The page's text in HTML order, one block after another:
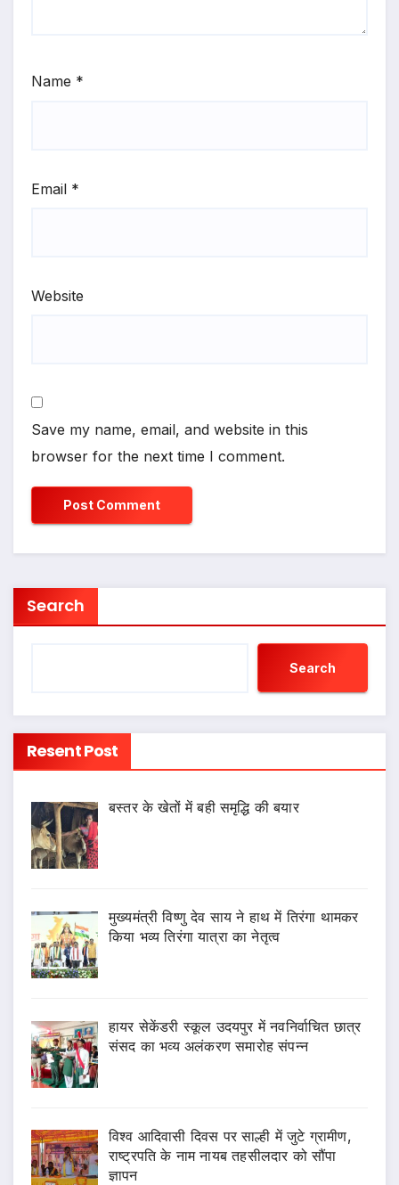
Name *
Email *
Website
Save my name, email, and website in this
browser for the next time I comment.
Search
Search
Resent Post
बस्तर के खेतों में बही समृद्धि की बयार
मुख्यमंत्री विष्णु देव साय ने हाथ में तिरंगा थामकर
किया भव्य तिरंगा यात्रा का नेतृत्व
हायर सेकेंडरी स्कूल उदयपुर में नवनिर्वाचित छात्र
संसद का भव्य अलंकरण समारोह संपन्न
विश्व आदिवासी दिवस पर साल्ही में जुटे ग्रामीण,
राष्ट्रपति के नाम नायब तहसीलदार को सौंपा
ज्ञापन